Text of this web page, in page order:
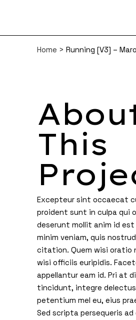
Home > Running [V3] –
This
Excepteur sint occaecat
proident sunt in culpa qui
deserunt mollit anim id est
minim veniam, quis
citation. Quem wisi oratio
wisi officiis euripidis.
appellantur eam id. Pri at
tincidunt, integre
petentium mel eu, eius
Sed scripta persequeris ad